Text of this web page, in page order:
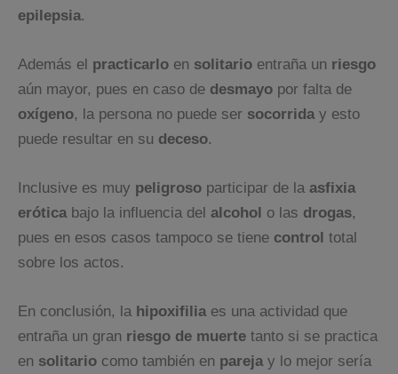
epilepsia.
Además el practicarlo en solitario entraña un riesgo
aún mayor, pues en caso de desmayo por falta de
oxígeno, la persona no puede ser socorriday esto
puede resultar en su deceso.
Inclusive es muy peligroso participar de la asfixia
erótica bajo la influencia del alcohol o las drogas,
pues en esos casos tampoco se tiene control total
sobre los actos.
En conclusión, la hipoxifiliaes una actividad que
entraña un gran riesgo de muerte tanto si se practica
en solitario como también en parejay lo mejor sería